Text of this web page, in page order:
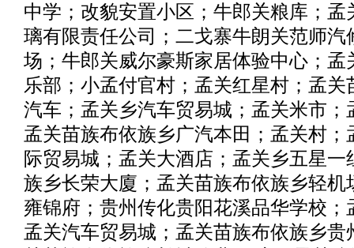
中学；改貌安置小区；牛郎关粮库；孟
璃有限责任公司；二戈寨牛朗关范师汽
场；牛郎关威尔豪斯家居体验中心；孟
乐部；小孟付官村；孟关红星村；孟关
汽车；孟关乡汽车贸易城；孟关米市；
孟关苗族布依族乡广汽本田；孟关村；
际贸易城；孟关大酒店；孟关乡五星
族乡长荣大廈；孟关苗族布依族乡轻机
雍锦府；贵州传化贵阳花溪品华学校；
孟关汽车贸易城；孟关苗族布依族乡贵